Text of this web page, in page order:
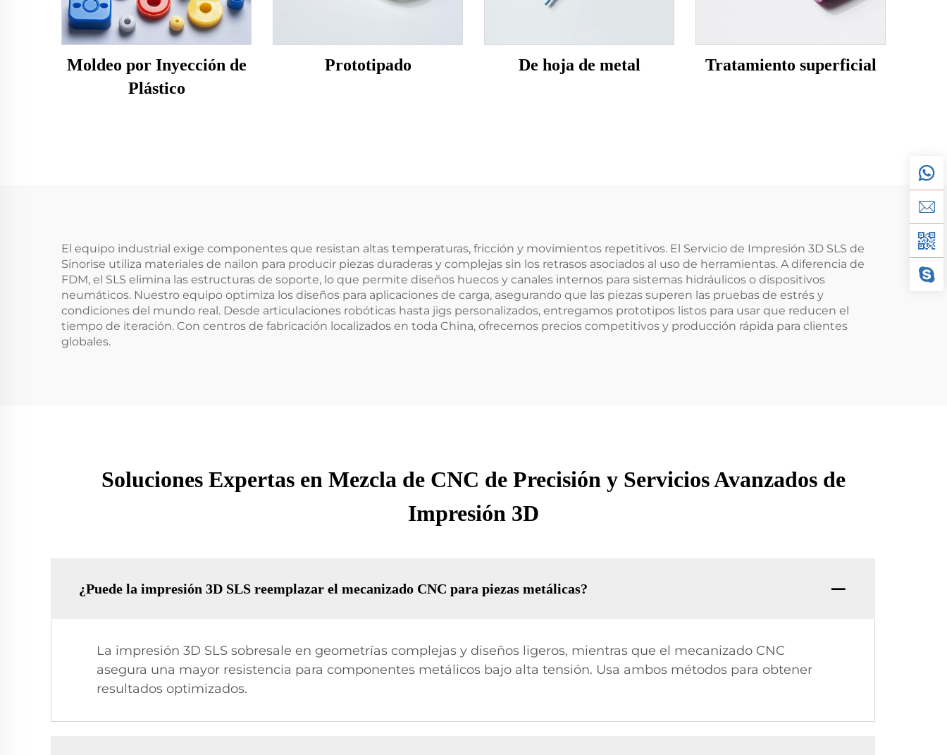
Moldeo por Inyección de
Plástico
Prototipado De hoja de metal Tratamiento superficial
El equipo industrial exige componentes que resistan altas temperaturas, fricción y movimientos repetitivos. El Servicio de Impresión 3D SLS de
Sinorise utiliza materiales de nailon para producir piezas duraderas y complejas sin los retrasos asociados al uso de herramientas. A diferencia de
FDM, el SLS elimina las estructuras de soporte, lo que permite diseños huecos y canales internos para sistemas hidráulicos o dispositivos
neumáticos. Nuestro equipo optimiza los diseños para aplicaciones de carga, asegurando que las piezas superen las pruebas de estrés y
condiciones del mundo real. Desde articulaciones robóticas hasta jigs personalizados, entregamos prototipos listos para usar que reducen el
tiempo de iteración. Con centros de fabricación localizados en toda China, ofrecemos precios competitivos y producción rápida para clientes
globales.
Soluciones Expertas en Mezcla de CNC de Precisión y Servicios Avanzados de
Impresión 3D
¿Puede la impresión 3D SLS reemplazar el mecanizado CNC para piezas metálicas?
La impresión 3D SLS sobresale en geometrías complejas y diseños ligeros, mientras que el mecanizado CNC
asegura una mayor resistencia para componentes metálicos bajo alta tensión. Usa ambos métodos para obtener
resultados optimizados.